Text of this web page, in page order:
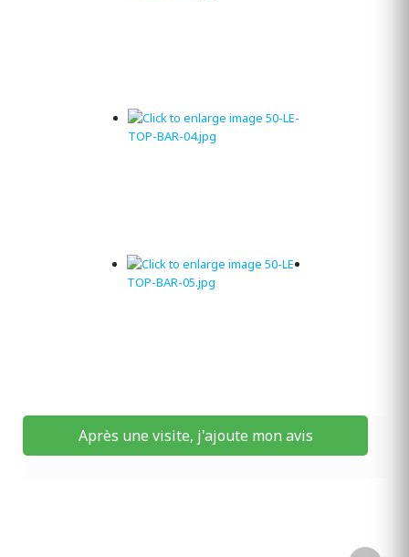
Après une visite, j'ajoute mon avis